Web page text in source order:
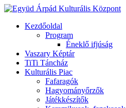
Kezdőoldal
Program
Éneklő ifjúság
Vaszary Képtár
TiTi Táncház
Kulturális Piac
Fafaragók
Hagyományőrzők
Játékkészítők